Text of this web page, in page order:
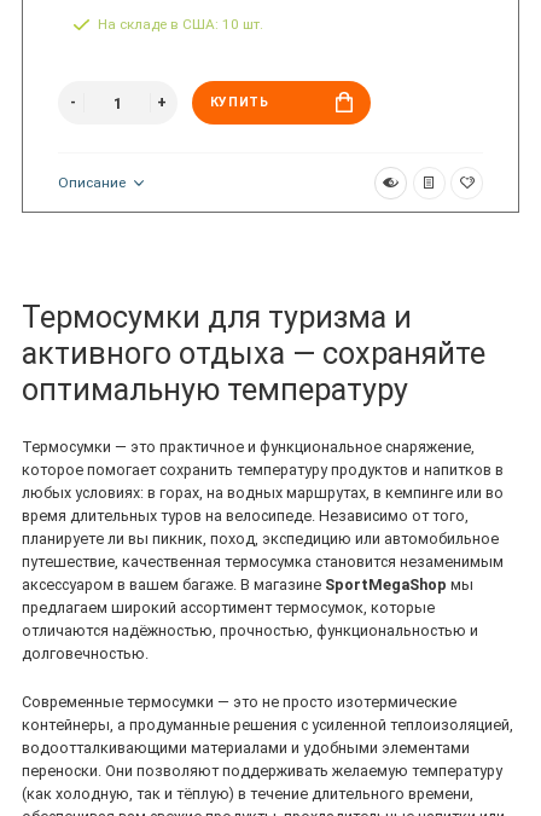
На складе в США: 10 шт.
КУПИТЬ
Описание
Термосумки для туризма и
активного отдыха — сохраняйте
оптимальную температуру
Термосумки — это практичное и функциональное снаряжение,
которое помогает сохранить температуру продуктов и напитков в
любых условиях: в горах, на водных маршрутах, в кемпинге или во
время длительных туров на велосипеде. Независимо от того,
планируете ли вы пикник, поход, экспедицию или автомобильное
путешествие, качественная термосумка становится незаменимым
аксессуаром в вашем багаже. В магазине SportMegaShop мы
предлагаем широкий ассортимент термосумок, которые
отличаются надёжностью, прочностью, функциональностью и
долговечностью.
Современные термосумки — это не просто изотермические
контейнеры, а продуманные решения с усиленной теплоизоляцией,
водоотталкивающими материалами и удобными элементами
переноски. Они позволяют поддерживать желаемую температуру
(как холодную, так и тёплую) в течение длительного времени,